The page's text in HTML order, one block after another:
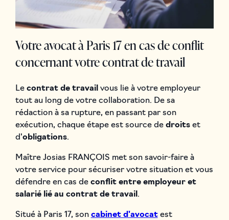
Votre avocat à Paris 17 en cas de conflit
concernant votre contrat de travail
Le contrat de travail vous lie à votre employeur
tout au long de votre collaboration. De sa
rédaction à sa rupture, en passant par son
exécution, chaque étape est source de droitset
d'obligations.
Maître Josias FRANÇOIS met son savoir-faire à
votre service pour sécuriser votre situation et vous
défendre en cas de conflit entre employeur et
salarié lié au contrat de travail .
Situé à Paris 17, son cabinet d'avocatest